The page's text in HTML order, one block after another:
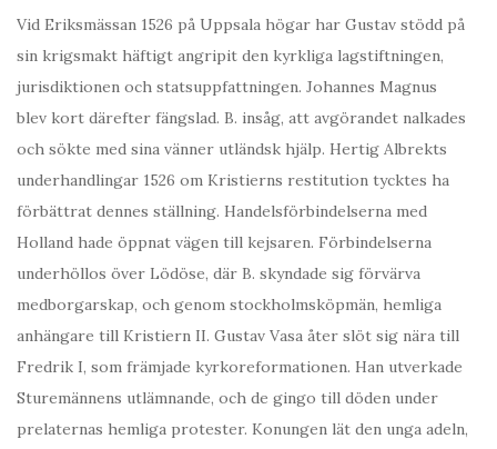
Vid Eriksmässan 1526 på Uppsala högar har Gustav stödd på
sin krigsmakt häftigt angripit den kyrkliga lagstiftningen,
jurisdiktionen och statsuppfattningen. Johannes Magnus
blev kort därefter fängslad. B. insåg, att avgörandet nalkades
och sökte med sina vänner utländsk hjälp. Hertig Albrekts
underhandlingar 1526 om Kristierns restitution tycktes ha
förbättrat dennes ställning. Handelsförbindelserna med
Holland hade öppnat vägen till kejsaren. Förbindelserna
underhöllos över Lödöse, där B. skyndade sig förvärva
medborgarskap, och genom stockholmsköpmän, hemliga
anhängare till Kristiern II. Gustav Vasa åter slöt sig nära till
Fredrik I, som främjade kyrkoreformationen. Han utverkade
Sturemännens utlämnande, och de gingo till döden under
prelaternas hemliga protester. Konungen lät den unga adeln,